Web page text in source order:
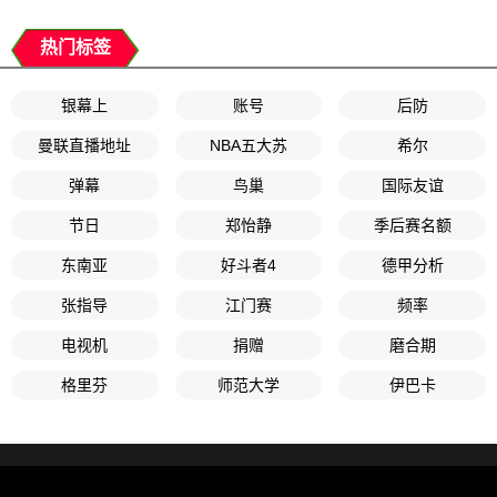
热门标签
银幕上 账号 后防
曼联直播地址 NBA五大苏 希尔
弹幕 鸟巢 国际友谊
节日 郑怡静 季后赛名额
东南亚 好斗者4 德甲分析
张指导 江门赛 频率
电视机 捐赠 磨合期
格里芬 师范大学 伊巴卡